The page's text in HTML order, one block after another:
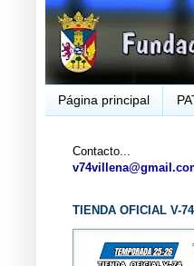
Página principal
Contacto...
TIENDA OFICIAL V-74